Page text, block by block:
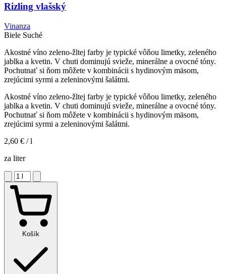
Rizling vlašský
Vinanza
Biele Suché
Akostné víno zeleno-žltej farby je typické vôňou limetky, zeleného
jablka a kvetin. V chuti dominujú svieže, minerálne a ovocné tóny.
Pochutnať si ňom môžete v kombinácii s hydinovým mäsom,
zrejúcimi syrmi a zeleninovými šalátmi.
Akostné víno zeleno-žltej farby je typické vôňou limetky, zeleného
jablka a kvetin. V chuti dominujú svieže, minerálne a ovocné tóny.
Pochutnať si ňom môžete v kombinácii s hydinovým mäsom,
zrejúcimi syrmi a zeleninovými šalátmi.
2,60 € / l
za liter
Košík